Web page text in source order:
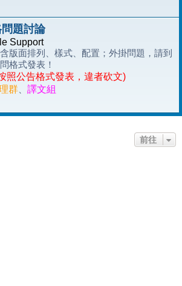
題討論
Support
版面排列、樣式、配置；外掛問題，請到
格式發表！
照公告格式發表，違者砍文)
群
譯文組
前往